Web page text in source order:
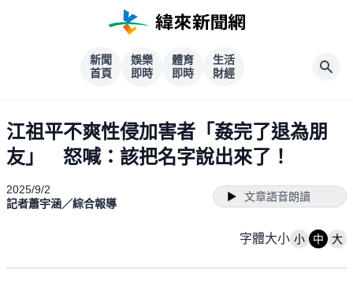
新聞
首頁
娛樂
即時
體育
即時
生活
財經
江祖平不爽性侵加害者「姦完了退為朋
友」 怒喊：該把名字說出來了！
2025/9/2
記者蕭宇涵／綜合報導
文章語音朗讀
字體大小 小 中 大